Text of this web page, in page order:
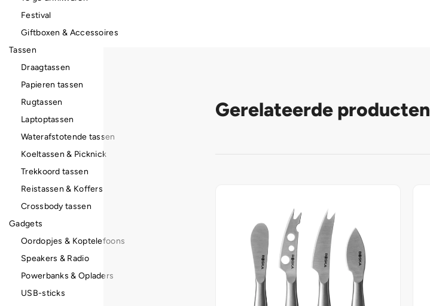
Gerelateerde producten
Festival
Giftboxen & Accessoires
Tassen
Draagtassen
Papieren tassen
Rugtassen
Laptoptassen
Waterafstotende tassen
Koeltassen & Picknick
Trekkoord tassen
Reistassen & Koffers
Crossbody tassen
Gadgets
Oordopjes & Koptelefoons
Speakers & Radio
Powerbanks & Opladers
USB-sticks